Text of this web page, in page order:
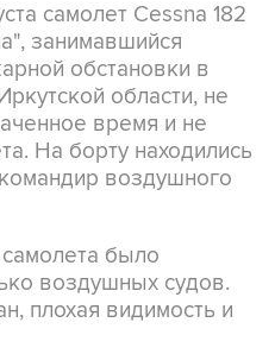
самолет Cessna 182
занимавшийся
обстановки в
области, не
время и не
На борту находились
воздушного
было
воздушных судов.
плохая видимость и